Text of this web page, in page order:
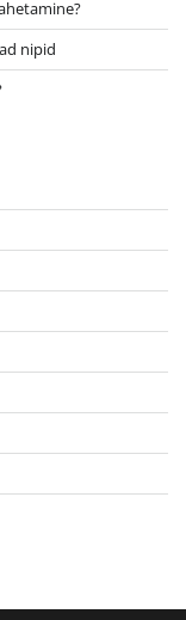
nipid